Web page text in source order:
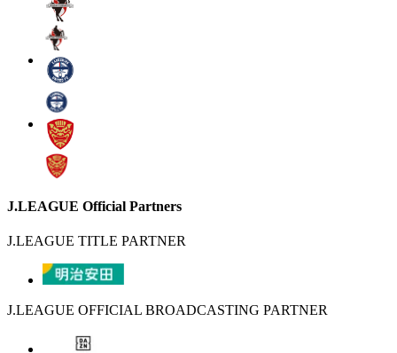
J.LEAGUE Official Partners
J.LEAGUE TITLE PARTNER
J.LEAGUE OFFICIAL BROADCASTING PARTNER